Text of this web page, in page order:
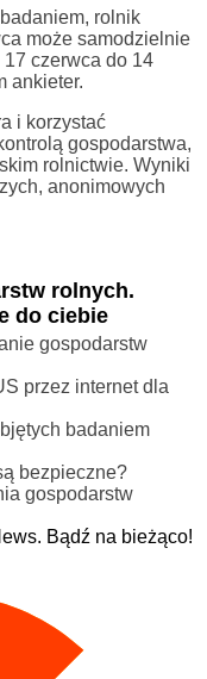
rolnik
może samodzielnie
17 czerwca do 14
ankieter.
i korzystać
gospodarstwa,
rolnictwie. Wyniki
anonimowych
rolnych.
do ciebie
gospodarstw
przez internet dla
badaniem
bezpieczne?
gospodarstw
Bądź na bieżąco!